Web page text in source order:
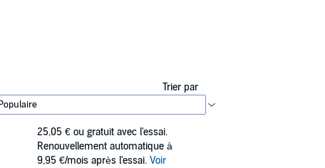
Trier par
25,05 € ou gratuit avec l'essai.
Renouvellement automatique à
9,95 €/mois après l'essai. Voir